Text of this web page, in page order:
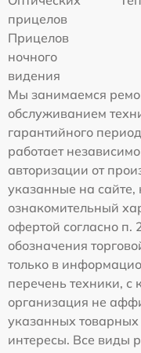
прицелов
Прицелов
ночного
видения
Мы занимаемся
обслуживанием
гарантийного
работает
авторизации от
указанные на сайте,
ознакомительный
офертой согласно п.
обозначения
только в
перечень техники,
организация не
указанных товарных
интересы. Все виды